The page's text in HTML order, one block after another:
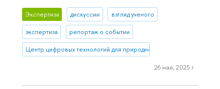
Экспертиза дискуссии взгляд ученого
экспертиза репортаж о событии
Центр цифровых технологий для природно-климатических
26 мая, 2025 г.